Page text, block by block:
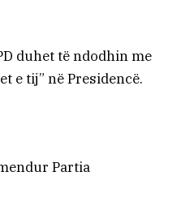
duhet të ndodhin me
e tij” në Presidencë.
Partia